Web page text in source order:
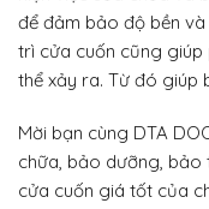
để đảm bảo độ bền
trì cửa cuốn cũng giúp
thể xảy ra. Từ đó giúp
Mời bạn cùng DTA
chữa, bảo dưỡng,
cửa cuốn giá tốt của